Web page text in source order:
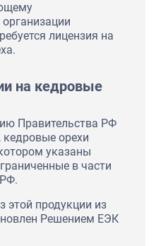
лицензия на
на кедровые
Правительства РФ
орехи
указаны
в части
этой продукции из
Решением ЕЭК